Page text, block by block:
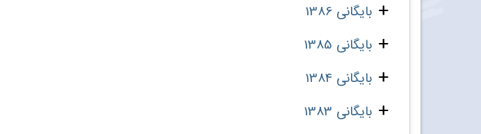
بایگانی 1386
بایگانی 1385
بایگانی 1384
بایگانی 1383